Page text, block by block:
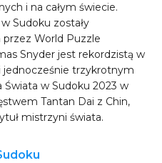
i na całym świecie.
Sudoku zostały
przez World Puzzle
Snyder jest rekordzistą w
jednocześnie trzykrotnym
w Sudoku 2023 w
Tantan Dai z Chin,
mistrzyni świata.